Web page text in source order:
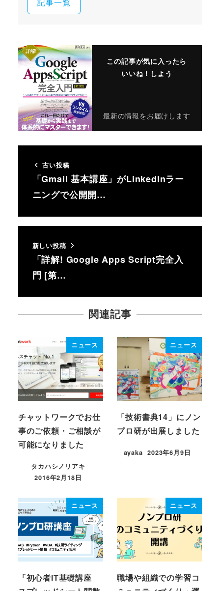
この記事が気に入ったら
いいね！しよう
最新の情報をお届けします
古い投稿
「Gmail 基本講座」がLinkedInラー
ニングで公開開…
新しい投稿
「詳解! Google Apps Script完全入
門 [第…
関連記事
ニュース
チャットワークでお仕
事のご依頼・ご相談が
可能になりました
タカハシノリアキ
投稿日
2016年2月18日
ニュース
「技術書典14」にノン
プロ研が出展しました
ayaka
投稿日
2023年6月9日
ニュース
「初心者IT基礎講座
ニュース
職場や組織での学習コ